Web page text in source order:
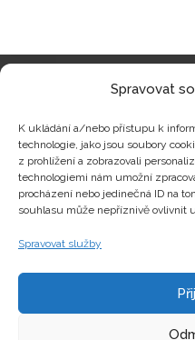
Spravovat
K ukládání a/nebo přístupu k
technologie, jako jsou soubory
z prohlížení a zobrazovali
technologiemi nám umožní
procházení nebo jedinečná ID na
souhlasu může nepříznivě ovlivnit
Spravovat služby
Zajímavosti
Kontakty